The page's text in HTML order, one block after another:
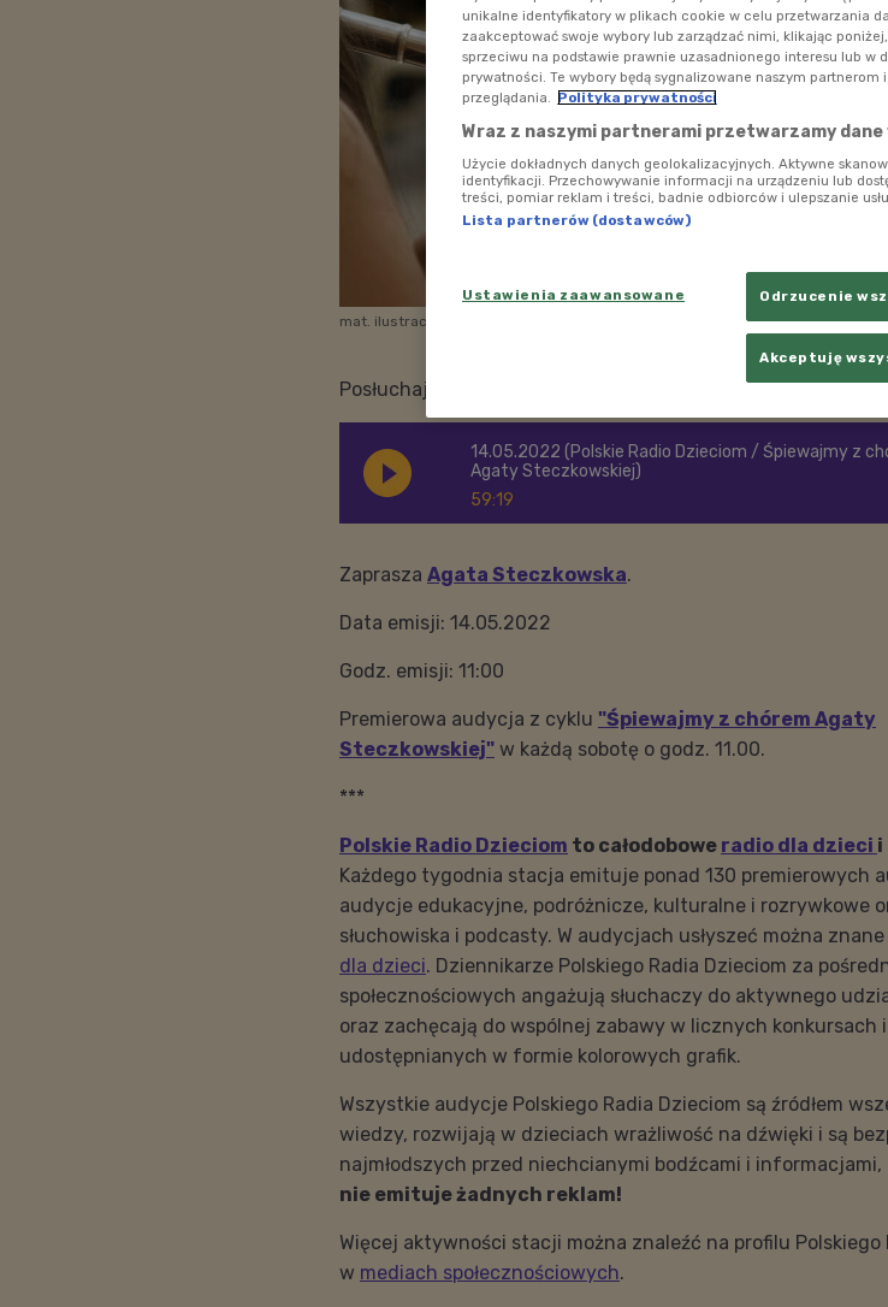
mat. ilustracyjne
Posłuchaj
59:19
14.05.2022 (Polskie Radio Dzieciom / Śpiewajmy z
Agaty Steczkowskiej)
Zaprasza Agata Steczkowska.
Data emisji: 14.05.2022
Godz. emisji: 11:00
Premierowa audycja z cyklu "Śpiewajmy z chórem Agaty
Steczkowskiej" w każdą sobotę o godz. 11.00.
***
Polskie Radio Dzieciom to całodobowe radio dla dzieci i
Każdego tygodnia stacja emituje ponad 130 premierowych
audycje edukacyjne, podróżnicze, kulturalne i rozrywkowe
słuchowiska i podcasty. W audycjach usłyszeć można
dla dzieci. Dziennikarze Polskiego Radia Dzieciom za
społecznościowych angażują słuchaczy do aktywnego
oraz zachęcają do wspólnej zabawy w licznych konkursach
udostępnianych w formie kolorowych grafik.
Wszystkie audycje Polskiego Radia Dzieciom są źródłem
wiedzy, rozwijają w dzieciach wrażliwość na dźwięki i są
najmłodszych przed niechcianymi bodźcami i informacjami,
nie emituje żadnych reklam!
Więcej aktywności stacji można znaleźć na profilu Polskiego
w mediach społecznościowych.
unikalne identyfikatory w plikach cookie w celu przetwarzania
zaakceptować swoje wybory lub zarządzać nimi, klikając
sprzeciwu na podstawie prawnie uzasadnionego interesu lub w
prywatności. Te wybory będą sygnalizowane naszym partnerom i
przeglądania.
Polityka prywatności
Wraz z naszymi partnerami przetwarzamy dane
Użycie dokładnych danych geolokalizacyjnych. Aktywne
identyfikacji. Przechowywanie informacji na urządzeniu lub
treści, pomiar reklam i treści, badnie odbiorców i ulepszanie
Lista partnerów (dostawców)
Ustawienia zaawansowane Odrzucenie
Akceptuję